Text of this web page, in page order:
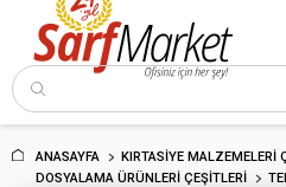
5000 TL ve Üzeri Alışverişlerde
ve Trakya İçin
ANASAYFA
KIRTASIYE MALZEMELERI
DOSYALAMA ÜRÜNLERI ÇEŞITLERI